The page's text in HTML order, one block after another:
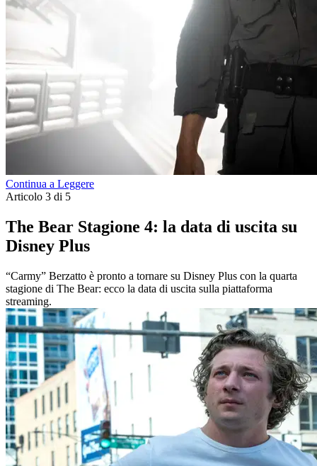
Continua a Leggere
Articolo 3 di 5
The Bear Stagione 4: la data di uscita su
Disney Plus
“Carmy” Berzatto è pronto a tornare su Disney Plus con la quarta
stagione di The Bear: ecco la data di uscita sulla piattaforma
streaming.